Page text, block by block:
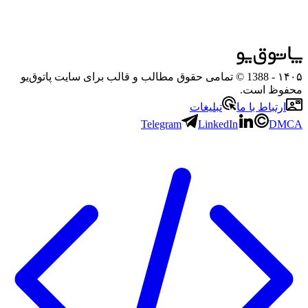
۱۴۰۵
- 1388 © تمامی حقوق مطالب و قالب برای سایت پاتوق‌یو
محفوظ است.
ارتباط با ما
تبلیغات
Telegram
LinkedIn DMCA